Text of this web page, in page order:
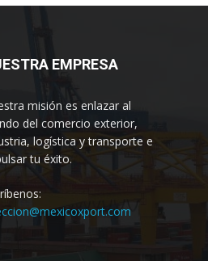
EMPRESA
misión es enlazar al
del comercio exterior,
logística y transporte e
tu éxito.